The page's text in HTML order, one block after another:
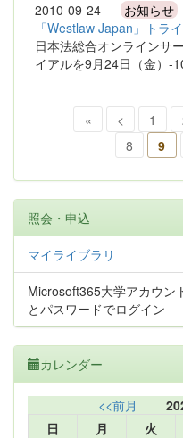
2010-09-24 お知らせ
「Westlaw Japan」トラ
日本法総合オンラインサ
イアルを9月24日（金）-
« < 1
8
9
照会・申込
マイライブラリ
Microsoft365大学アカウン
とパスワードでログイン
カレンダー
<<前月
日
月 火